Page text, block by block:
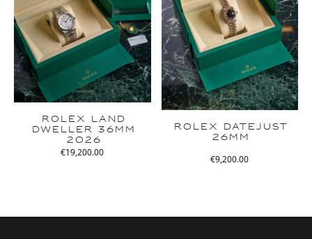
ROLEX LAND
DWELLER 36MM
2026
€19,200.00
ROLEX DATEJUST
26MM
€9,200.00